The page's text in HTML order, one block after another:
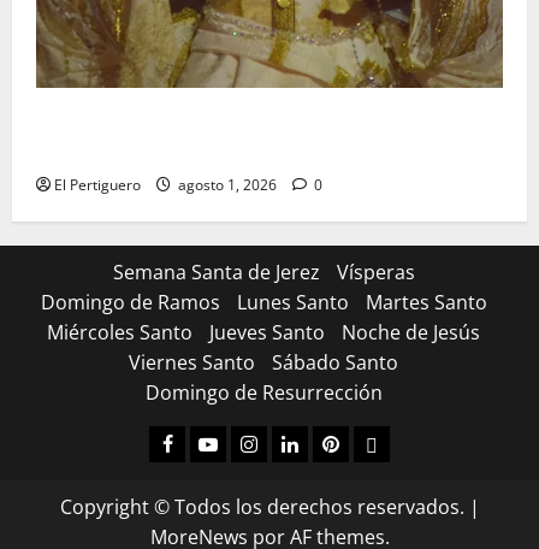
El Pertiguero agosto 1, 2026 0
Semana Santa de Jerez
Vísperas
Domingo de Ramos
Lunes Santo
Martes Santo
Miércoles Santo
Jueves Santo
Noche de Jesús
Viernes Santo
Sábado Santo
Domingo de Resurrección
Facebook
YoutubeInstagram
LinkedPinterestDribbble
Copyright © Todos los derechos reservados. |
MoreNews por AF themes.